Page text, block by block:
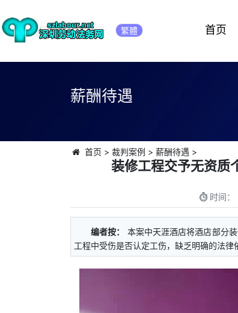
繁體 首页
薪酬待遇
首页 > 裁判案例 > 薪酬待遇 >
装修工程交予无资质
时间：
编者按：
本案中天涯酒店将酒店部分
工程中受伤是否认定工伤，缺乏明确的法律